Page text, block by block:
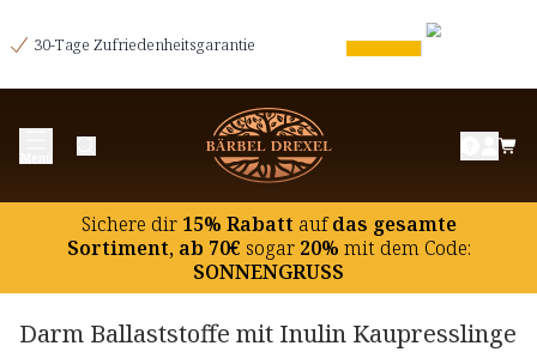
30-Tage Zufriedenheitsgarantie
Sichere dir15% Rabatt aufdas gesamte
Sortiment, ab 70€ sogar20% mit dem Code:
SONNENGRUSS
Darm Ballaststoffe mit Inulin Kaupresslinge